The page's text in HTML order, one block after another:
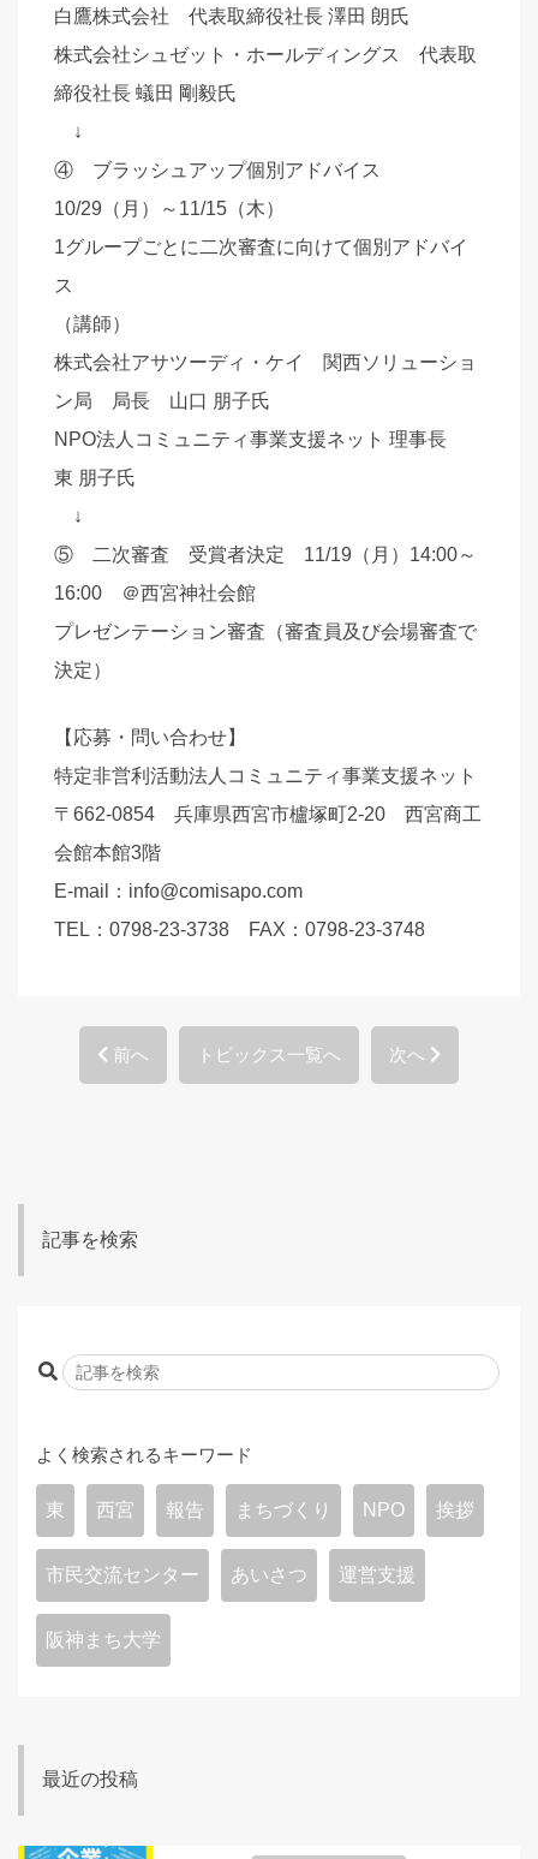
白鷹株式会社 代表取締役社長 澤田 朗氏
株式会社シュゼット・ホールディングス 代表取
締役社長 蟻田 剛毅氏
↓
④ ブラッシュアップ個別アドバイス
10/29（月）～11/15（木）
1グループごとに二次審査に向けて個別アドバイ
ス
（講師）
株式会社アサツーディ・ケイ 関西ソリューショ
ン局 局長 山口 朋子氏
NPO法人コミュニティ事業支援ネット 理事長
東 朋子氏
↓
⑤ 二次審査 受賞者決定 11/19（月）14:00～
16:00 ＠西宮神社会館
プレゼンテーション審査（審査員及び会場審査で
決定）
【応募・問い合わせ】
特定非営利活動法人コミュニティ事業支援ネット
〒662-0854 兵庫県西宮市櫨塚町2-20 西宮商工
会館本館3階
E-mail：info@comisapo.com
TEL：0798-23-3738 FAX：0798-23-3748
前へ トピックス一覧へ 次へ
記事を検索
よく検索されるキーワード
東 西宮 報告 まちづくり NPO 挨拶
市民交流センター あいさつ 運営支援
阪神まち大学
最近の投稿